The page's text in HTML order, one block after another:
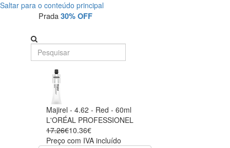
Saltar para o conteúdo principal
Prada30% OFF
Majirel - 4.62 - Red - 60ml
L'ORÉAL PROFESSIONEL
17.26€10.36€
Preço com IVA incluído